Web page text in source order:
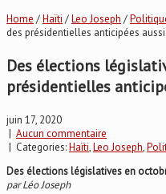
Home /Haïti /Leo Joseph /
des présidentielles anticipées aussi
Des élections
présidentielles
juin 17, 2020
| Aucun commentaire
| Categories:Haïti,Leo Joseph,
Des élections législatives en
par Léo Joseph